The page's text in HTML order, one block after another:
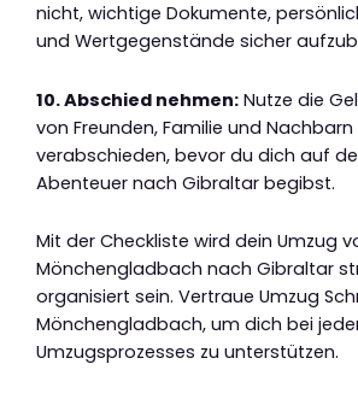
nicht, wichtige Dokumente,
und Wertgegenstände sicher
10. Abschied nehmen: Nutze die
von Freunden, Familie und Nachbarn
verabschieden, bevor du dich auf
Abenteuer nach Gibraltar begibst.
Mit der Checkliste wird dein Umzug
Mönchengladbach nach Gibraltar
organisiert sein. Vertraue Umzug
Mönchengladbach, um dich bei
Umzugsprozesses zu unterstützen.